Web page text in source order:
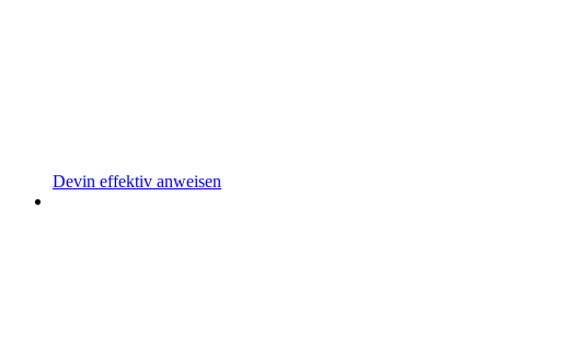
Devin effektiv anweisen